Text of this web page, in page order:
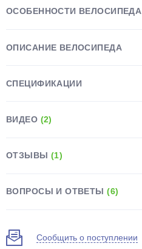
ОСОБЕННОСТИ ВЕЛОСИПЕДА
ОПИСАНИЕ ВЕЛОСИПЕДА
СПЕЦИФИКАЦИИ
ВИДЕО (2)
ОТЗЫВЫ (1)
ВОПРОСЫ И ОТВЕТЫ(6)
Сообщить о поступлении